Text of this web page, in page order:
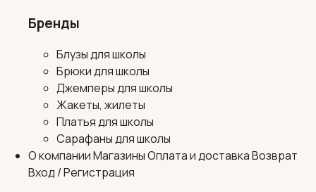
Бренды
Блузы для школы
Брюки для школы
Джемперы для школы
Жакеты, жилеты
Платья для школы
Сарафаны для школы
О компанииМагазиныОплата и доставкаВозврат
Вход / Регистрация